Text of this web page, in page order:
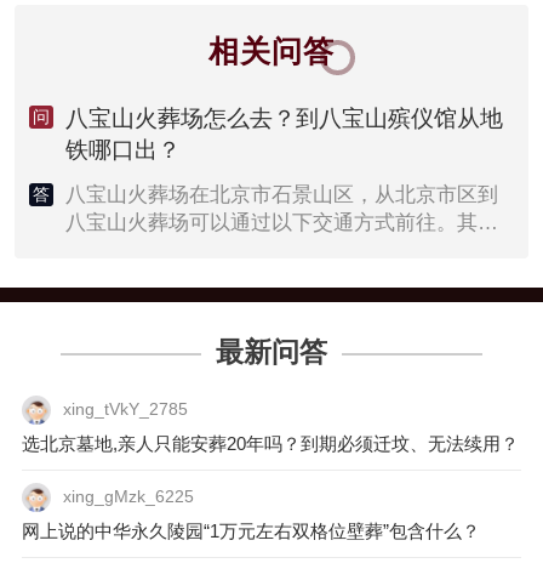
相关问答
问
八宝山火葬场怎么去？到八宝山殡仪馆从地
铁哪口出？
答
八宝山火葬场在北京市石景山区，从北京市区到
八宝山火葬场可以通过以下交通方式前往。其
八宝山殡仪馆。其二、公交地铁：正义路南口乘
坐41路公交车，王府井站下车在地铁王府井站换
乘地铁1号线八通线，八宝山站出步行480米可
车，八宝山站下车步行300米可以到八宝山火葬
场。
最新问答
xing_tVkY_2785
选北京墓地,亲人只能安葬20年吗？到期必须迁坟、无法续用？
xing_gMzk_6225
网上说的中华永久陵园“1万元左右双格位壁葬”包含什么？